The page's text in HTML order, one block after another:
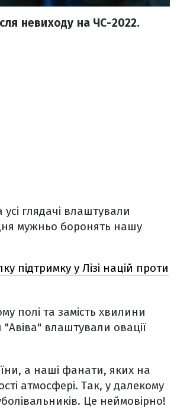
невиходу на ЧС-2022.
глядачі влаштували
мужньо боронять нашу
підтримку у Лізі націй проти
полі та замість хвилини
влаштували овації
а наші фанати, яких на
атмосфері. Так, у далекому
Це неймовірно!